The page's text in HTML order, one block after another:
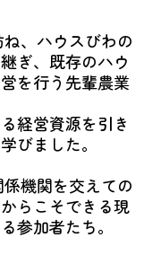
、ハウスびわの
ぎ、既存のハウ
を行う先輩農業
経営資源を引き
びました。
機関を交えての
らこそできる現
参加者たち。